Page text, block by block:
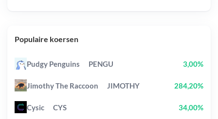
Populaire koersen
Pudgy Penguins PENGU 3,00%
Jimothy The Raccoon JIMOTHY 284,20%
Cysic CYS 34,00%